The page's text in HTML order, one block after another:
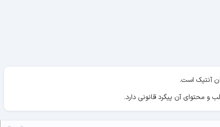
آنتیک است.
و محتوای آن پیگرد قانونی دارد.